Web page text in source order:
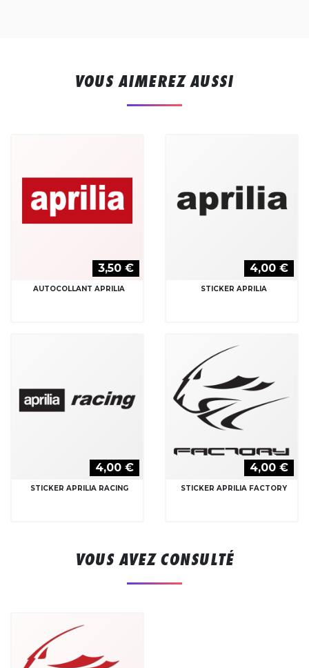
VOUS AIMEREZ AUSSI
3,50 €
AUTOCOLLANT APRILIA
4,00 €
STICKER APRILIA
4,00 €
STICKER APRILIA RACING
4,00 €
STICKER APRILIA FACTORY
VOUS AVEZ CONSULTÉ